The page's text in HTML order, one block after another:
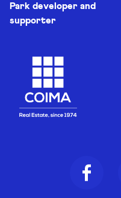
Park developer and
supporter